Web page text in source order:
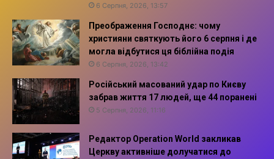
6 Серпня, 2026, 13:57
Преображення Господнє: чому
християни святкують його 6 серпня і де
могла відбутися ця біблійна подія
6 Серпня, 2026, 13:42
Російський масований удар по Києву
забрав життя 17 людей, ще 44 поранені
5 Серпня, 2026, 11:16
Редактор Operation World закликав
Церкву активніше долучатися до